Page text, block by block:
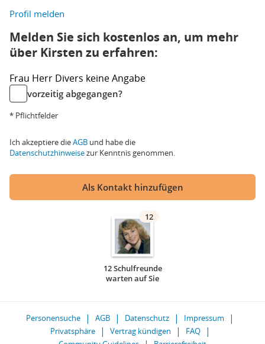
Profil melden
Melden Sie sich kostenlos an, um mehr
über Kirsten zu erfahren:
Frau Herr Divers keine Angabe
vorzeitig abgegangen?
* Pflichtfelder
Ich akzeptiere dieAGB und habe die
Datenschutzhinweisezur Kenntnis genommen.
Als Kontakt hinzufügen
12
12 Schulfreunde
warten auf Sie
Personensuche AGB Datenschutz
Impressum
Privatsphäre
Vertrag kündigen
FAQ